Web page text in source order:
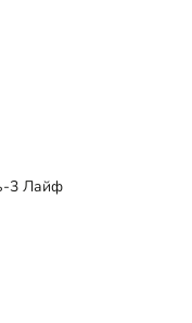
3 Лайф